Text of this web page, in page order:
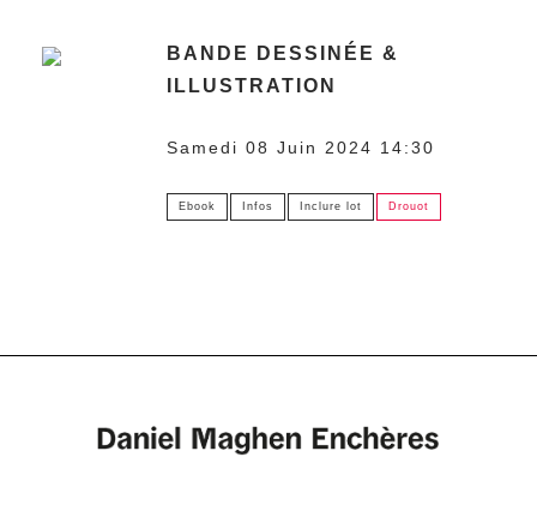
BANDE DESSINÉE &
ILLUSTRATION
Samedi 08 Juin 2024 14:30
Ebook Infos Inclure lot Drouot